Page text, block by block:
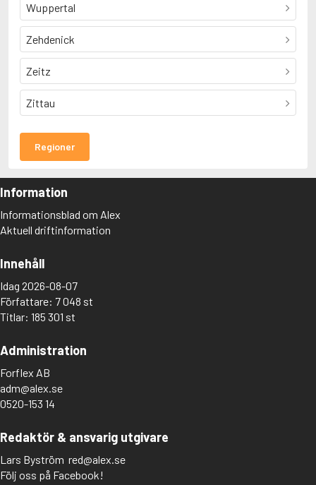
Wuppertal
Zehdenick
Zeitz
Zittau
Regioner
Information
Informationsblad om Alex
Aktuell driftinformation
Innehåll
Idag 2026-08-07
Författare: 7 048 st
Titlar: 185 301 st
Administration
Forflex AB
adm@alex.se
0520-153 14
Redaktör & ansvarig utgivare
Lars Byström red@alex.se
Följ oss på Facebook!